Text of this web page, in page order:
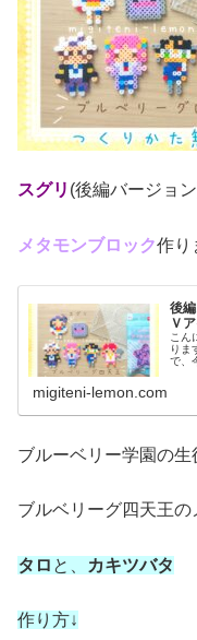
スグリ (後編バージョン
メタモンブロック作り
後
Ｖ
こん
りま
で、
migiteni-lemon.com
ブルーベリー学園の生
ブルベリーグ四天王の
タロ と、 カキツバタ
作り方↓